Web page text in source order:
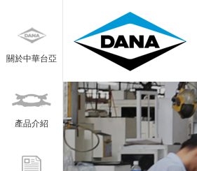
關於中華台亞
產品介紹